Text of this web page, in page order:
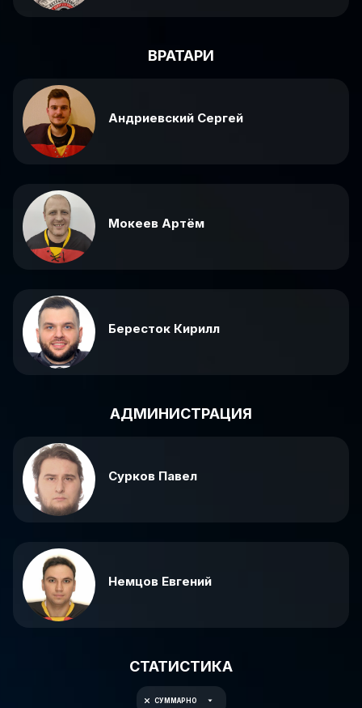
ВРАТАРИ
Андриевский Сергей
Мокеев Артём
Бересток Кирилл
АДМИНИСТРАЦИЯ
Сурков Павел
Немцов Евгений
СТАТИСТИКА
СУММАРНО